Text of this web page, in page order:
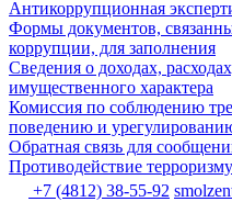
Антикоррупционная
Формы документов,
коррупции, для заполнения
Сведения о доходах,
имущественного характера
Комиссия по соблюдению
поведению и
Обратная связь для
Противодействие терроризму
+7 (4812) 38-55-92